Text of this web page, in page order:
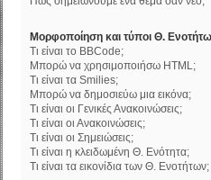
Μορφοποίηση και τύποι Θ.
Τι είναι το BBCode;
Μπορώ να χρησιμοποιήσω HTML;
Τι είναι τα Smilies;
Μπορώ να δημοσιεύω μια εικόνα;
Τι είναι οι Γενικές Ανακοινώσεις;
Τι είναι οι Ανακοινώσεις;
Τι είναι οι Σημειώσεις;
Τι είναι η κλειδωμένη Θ. Ενότητα;
Τι είναι τα εικονίδια των Θ. Ενοτήτων;